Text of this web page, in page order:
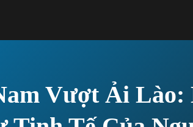
Vượt Ải Lào: